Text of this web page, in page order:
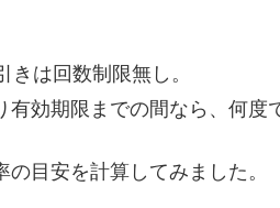
きは回数制限無し。
有効期限までの間なら、何度
の目安を計算してみました。